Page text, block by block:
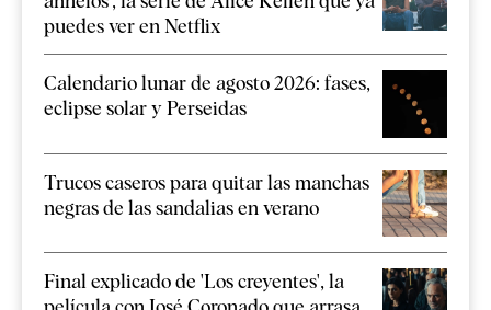
puedes ver en Netflix
Calendario lunar de agosto 2026: fases,
eclipse solar y Perseidas
Trucos caseros para quitar las manchas
negras de las sandalias en verano
Final explicado de 'Los creyentes', la